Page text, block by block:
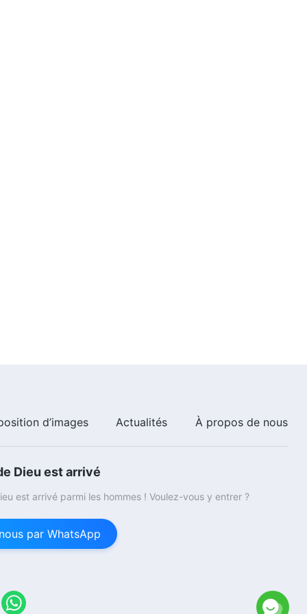
manière d'aborder la vérité et
manière d'aborder la vérité et
d’images Actualités À propos de nous
Dieu est arrivé
est arrivé parmi les hommes ! Voulez-vous y entrer ?
par WhatsApp